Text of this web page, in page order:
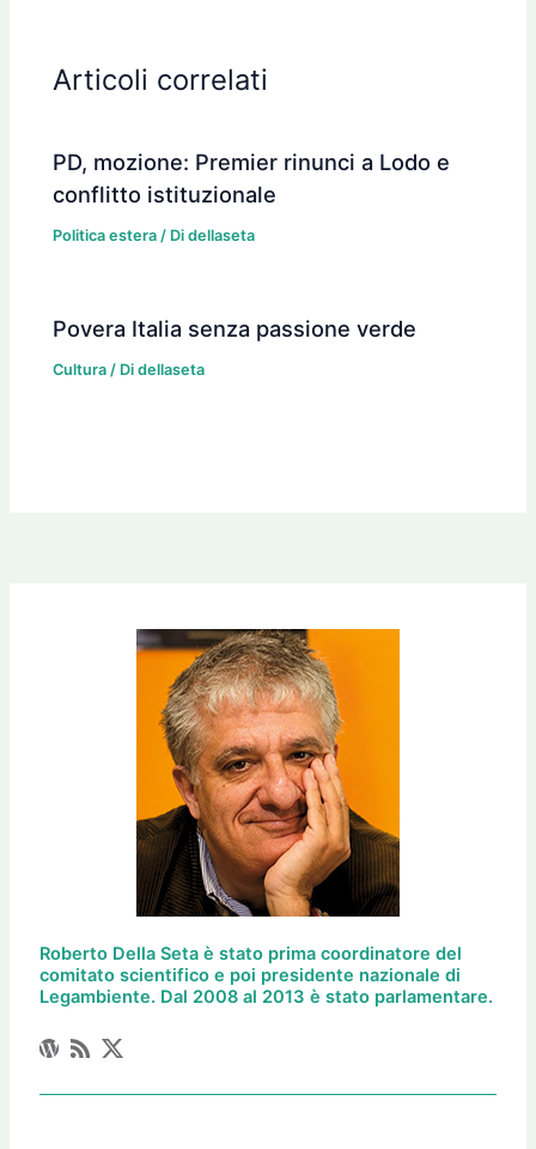
Articoli correlati
PD, mozione: Premier rinunci a Lodo e
conflitto istituzionale
Politica estera / Didellaseta
Povera Italia senza passione verde
Cultura / Didellaseta
Roberto Della Seta è stato prima coordinatore del
comitato scientifico e poi presidente nazionale di
Legambiente. Dal 2008 al 2013 è stato parlamentare.